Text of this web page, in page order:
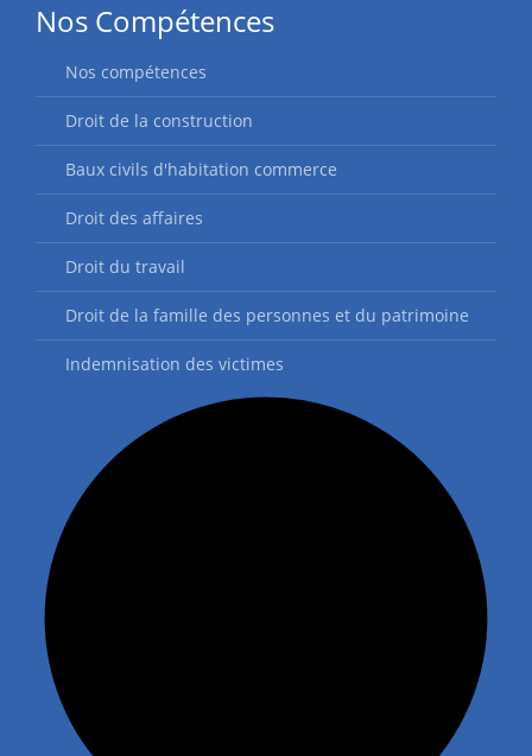
Nos Compétences
Nos compétences
Droit de la construction
Baux civils d'habitation commerce
Droit des affaires
Droit du travail
Droit de la famille des personnes et du patrimoine
Indemnisation des victimes